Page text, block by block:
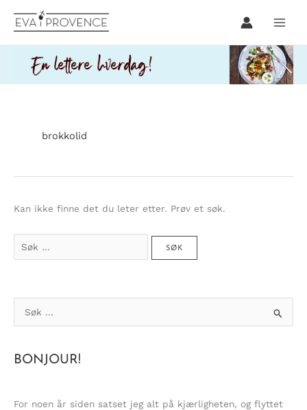
rett
innholdet
brokkolid
Kan ikke finne det du leter etter. Prøv et søk.
etter:
ø
e
BONJOUR!
For noen år siden satset jeg alt på kjærligheten, og flyttet